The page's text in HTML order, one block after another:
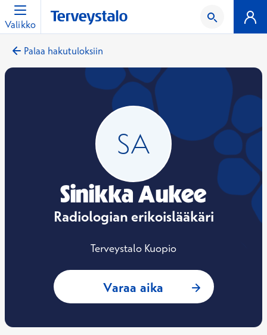
Valikko
Palaa hakutuloksiin
Sinikka Aukee
Radiologian erikoislääkäri
Terveystalo Kuopio
Varaa aika : Sinikka Aukee,